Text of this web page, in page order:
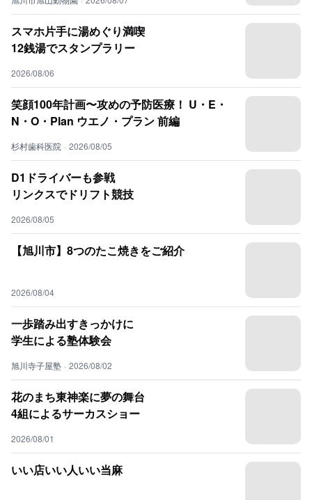
スマホ片手に湯めぐり満喫
12銭湯でスタンプラリー
2026/08/06
笑顔100年計画〜攻めの予防医療！ U・E・
N・O・Plan ウエノ・プラン 前編
杉村歯科医院 · 2026/08/05
D1ドライバーも参戦
リンクスでドリフト競技
2026/08/05
【旭川市】8つのたこ焼きをご紹介
2026/08/04
一歩踏み出すきっかけに
学生による塾体験会
旭川寺子屋塾 · 2026/08/02
花のまち東神楽に夢の舞台
4組によるサーカスショー
2026/08/01
いい店いい人いい当麻